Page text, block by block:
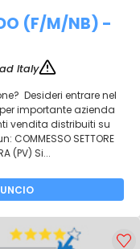
(F/M/NB) -
Italy
Desideri entrare nel
importante azienda
vendita distribuiti su
SETTORE
(PV) Si...